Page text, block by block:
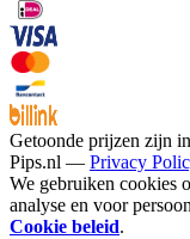
Getoonde prijzen zijn
Pips.nl — Privacy
We gebruiken cookies
analyse en voor
Cookie beleid.